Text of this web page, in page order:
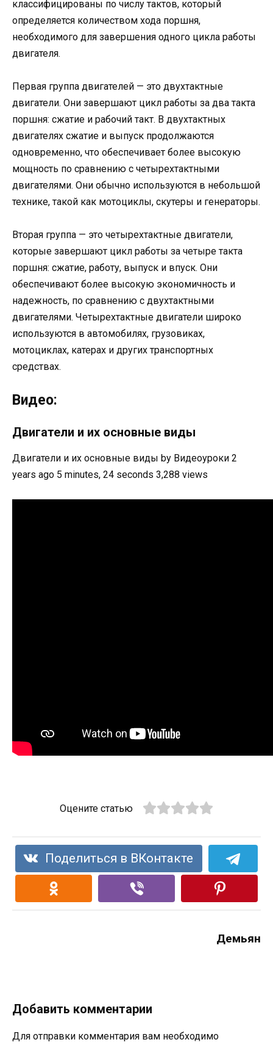
классифицированы по числу тактов, который
определяется количеством хода поршня,
необходимого для завершения одного цикла работы
двигателя.
Первая группа двигателей — это двухтактные
двигатели. Они завершают цикл работы за два такта
поршня: сжатие и рабочий такт. В двухтактных
двигателях сжатие и выпуск продолжаются
одновременно, что обеспечивает более высокую
мощность по сравнению с четырехтактными
двигателями. Они обычно используются в небольшой
технике, такой как мотоциклы, скутеры и генераторы.
Вторая группа — это четырехтактные двигатели,
которые завершают цикл работы за четыре такта
поршня: сжатие, работу, выпуск и впуск. Они
обеспечивают более высокую экономичность и
надежность, по сравнению с двухтактными
двигателями. Четырехтактные двигатели широко
используются в автомобилях, грузовиках,
мотоциклах, катерах и других транспортных
средствах.
Видео:
Двигатели и их основные виды
Двигатели и их основные виды by Видеоуроки 2
years ago 5 minutes, 24 seconds 3,288 views
Оцените статью
Поделиться в ВКонтакте
Демьян
Добавить комментарии
Для отправки комментария вам необходимо